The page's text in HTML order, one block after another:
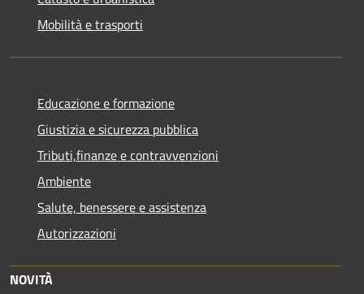
Mobilità e trasporti
Educazione e formazione
Giustizia e sicurezza pubblica
Tributi,finanze e contravvenzioni
Ambiente
Salute, benessere e assistenza
Autorizzazioni
NOVITÀ